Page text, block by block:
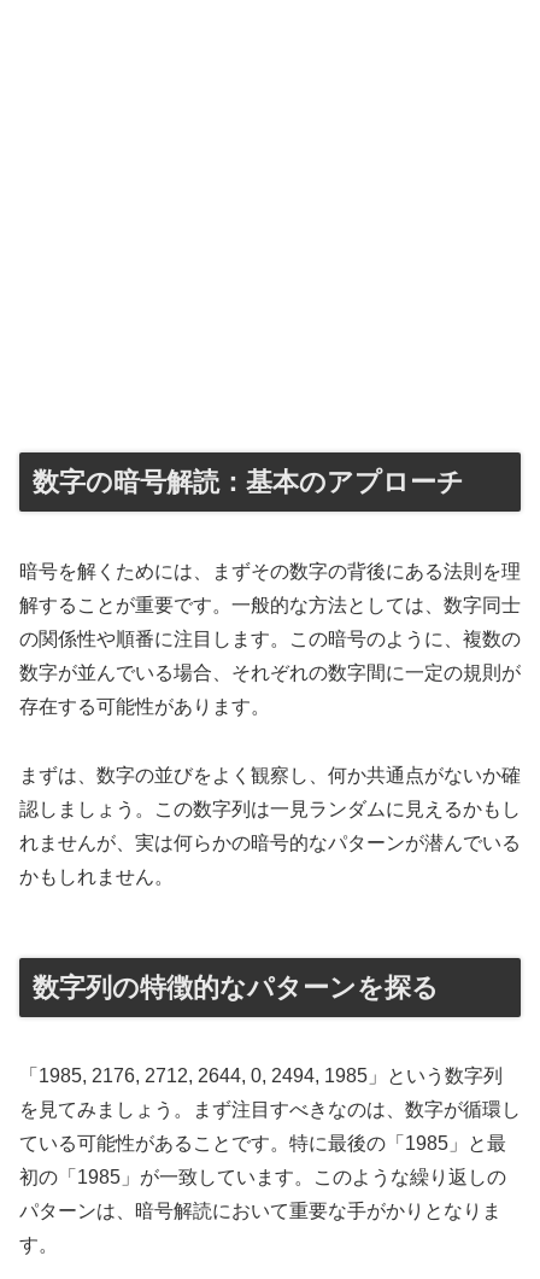
数字の暗号解読：基本のアプローチ
暗号を解くためには、まずその数字の背後にある法則を理
解することが重要です。一般的な方法としては、数字同士
の関係性や順番に注目します。この暗号のように、複数の
数字が並んでいる場合、それぞれの数字間に一定の規則が
存在する可能性があります。
まずは、数字の並びをよく観察し、何か共通点がないか確
認しましょう。この数字列は一見ランダムに見えるかもし
れませんが、実は何らかの暗号的なパターンが潜んでいる
かもしれません。
数字列の特徴的なパターンを探る
「1985, 2176, 2712, 2644, 0, 2494, 1985」という数字列
を見てみましょう。まず注目すべきなのは、数字が循環し
ている可能性があることです。特に最後の「1985」と最
初の「1985」が一致しています。このような繰り返しの
パターンは、暗号解読において重要な手がかりとなりま
す。